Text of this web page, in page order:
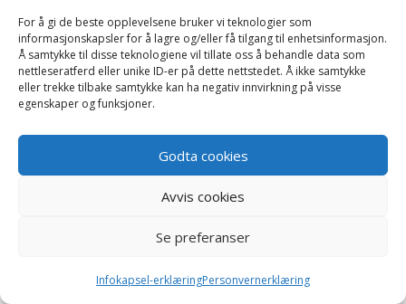
For å gi de beste opplevelsene bruker vi teknologier som
informasjonskapsler for å lagre og/eller få tilgang til enhetsinformasjon.
Å samtykke til disse teknologiene vil tillate oss å behandle data som
nettleseratferd eller unike ID-er på dette nettstedet. Å ikke samtykke
eller trekke tilbake samtykke kan ha negativ innvirkning på visse
egenskaper og funksjoner.
Godta cookies
Avvis cookies
Se preferanser
Infokapsel-erklæringPersonvernerklæring
Hele familien ble påvirket
«Når han våknet om natten, våknet ofte både
vi foreldre og lillesøsteren hans også.
Han ble mer og mer trøtt og sliten, og
morgenene ble veldig vanskelige.
Etter hvert begynte vi også å merke at han
gruet seg til fritidsaktiviteter og tok
kommentarer og beskjeder veldig tungt.»